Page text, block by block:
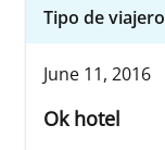
Tipo de viajero
June 11, 2016
Ok hotel